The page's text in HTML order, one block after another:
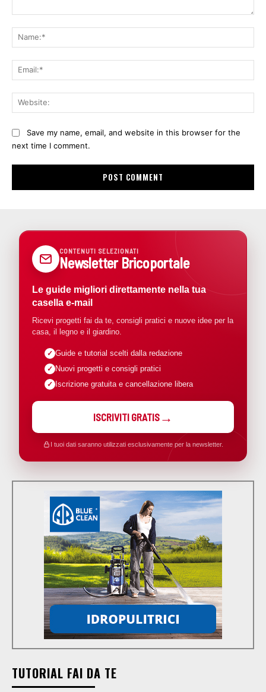
Save my name, email, and website in this browser for the
next time I comment.
CONTENUTI SELEZIONATI
Newsletter Bricoportale
Le guide migliori direttamente nella tua
casella e-mail
Ricevi progetti fai da te, consigli pratici e nuove idee per la
casa, il legno e il giardino.
Guide e tutorial scelti dalla redazione
Nuovi progetti e consigli pratici
Iscrizione gratuita e cancellazione libera
ISCRIVITI GRATIS
I tuoi dati saranno utilizzati esclusivamente per la newsletter.
TUTORIAL FAI DA TE